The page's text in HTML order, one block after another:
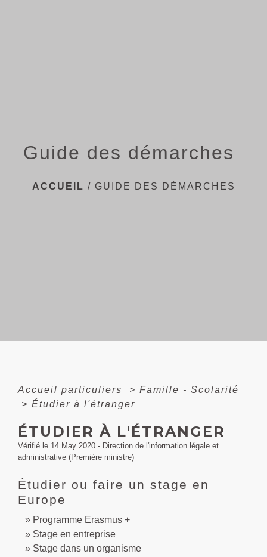
Guide des démarches
ACCUEIL / GUIDE DES DÉMARCHES
Accueil particuliers > Famille - Scolarité
> Étudier à l'étranger
ÉTUDIER À L'ÉTRANGER
Vérifié le 14 May 2020 - Direction de l'information légale et
administrative (Première ministre)
Étudier ou faire un stage en
Europe
Programme Erasmus +
Stage en entreprise
Stage dans un organisme